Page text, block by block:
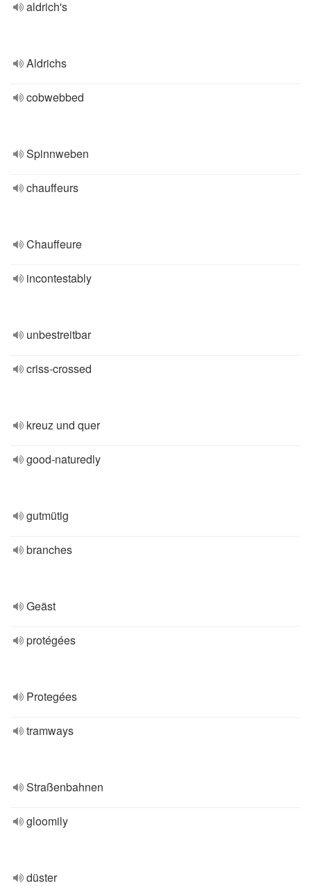
aldrich's
Aldrichs
cobwebbed
Spinnweben
chauffeurs
Chauffeure
incontestably
unbestreitbar
criss-crossed
kreuz und quer
good-naturedly
gutmütig
branches
Geäst
protégées
Protegées
tramways
Straßenbahnen
gloomily
düster